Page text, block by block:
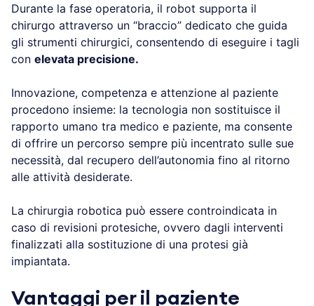
Durante la fase operatoria, il robot supporta il
chirurgo attraverso un “braccio” dedicato che guida
gli strumenti chirurgici, consentendo di eseguire i tagli
con elevata precisione.
Innovazione, competenza e attenzione al paziente
procedono insieme: la tecnologia non sostituisce il
rapporto umano tra medico e paziente, ma consente
di offrire un percorso sempre più incentrato sulle sue
necessità, dal recupero dell’autonomia fino al ritorno
alle attività desiderate.
La chirurgia robotica può essere controindicata in
caso di revisioni protesiche, ovvero dagli interventi
finalizzati alla sostituzione di una protesi già
impiantata.
Vantaggi per il paziente